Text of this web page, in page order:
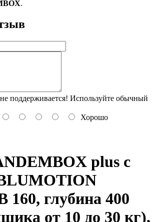
.
поддерживается! Используйте обычный
Хорошо
plus с
160, глубина 400
от 10 до 30 кг),